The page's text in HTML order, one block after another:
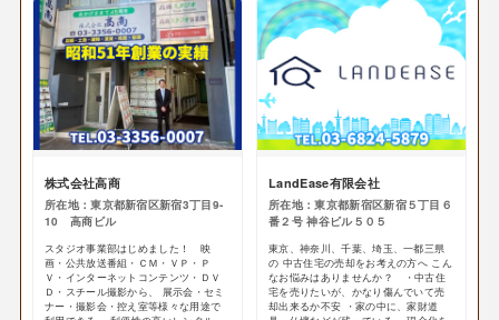
株式会社高商
所在地：東京都新宿区新宿3丁目9-
10 高商ビル
スタジオ事業部はじめました！ 映
画・公共放送番組・ＣＭ・ＶＰ・Ｐ
Ｖ・インターネットコンテンツ・ＤＶ
Ｄ・スチール撮影から、 展示会・セミ
ナー・撮影会・控え室等様々な用途で
LandEase有限会社
所在地：東京都新宿区新宿５丁目６
番２号 神谷ビル５０５
東京、神奈川、千葉、埼玉、一都三県
の 中古住宅の売却をお考えの方へ こん
なお悩みはありませんか？ ・中古住
宅を売りたいが、かなり傷んでいて売
却出来るか不安 ・家の中に、家財道